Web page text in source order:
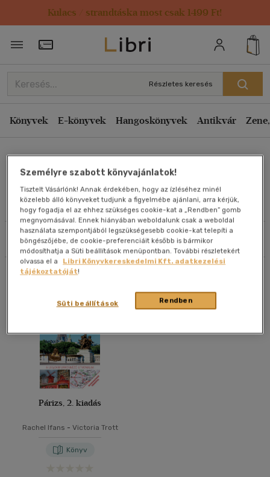
Kulacs / strandtáska most csak 1499 Ft!
Törzsvásárlói Kártya adatai
Részletes keresés
Könyvek E-könyvek Hangoskönyvek Antikvár
Rachel Ifans
Művei
Szűrés Rendezés
Rendezés
Kiadás éve szerint csökkenő
Ár szerint csökkenő
Eladott darabszám szerint csökkenő
Eladott darabszám szerint növekvő
Cím szerint A-Z
Szerző szerint A-Z
Megjelenítés
20 db / oldal
Alkalmaz
Párizs, 2. kiadás
Rachel Ifans - Victoria Trott
Könyv
Személyre szabott könyvajánlatok!
Tisztelt Vásárlónk! Annak érdekében, hogy az ízléséhez minél
közelebb álló könyveket tudjunk a figyelmébe ajánlani, arra kérjük,
hogy fogadja el az ehhez szükséges cookie-kat a „Rendben” gomb
megnyomásával. Ennek hiányában weboldalunk csak a weboldal
használata szempontjából legszükségesebb cookie-kat telepíti a
böngészőjébe, de cookie-preferenciáit később is bármikor
módosíthatja a Süti beállítások menüpontban. További részletekért
olvassa el a
Libri Könyvkereskedelmi Kft. adatkezelési
tájékoztatóját!
Rendben
Süti beállítások